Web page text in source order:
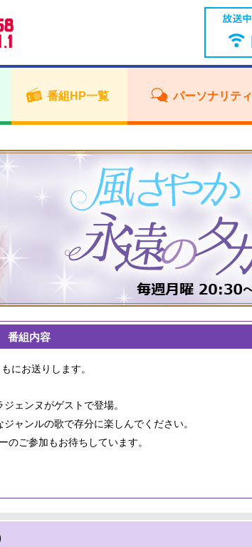
番組HP一覧 パーソナリティ
番組内容
にお送りします。
ェンヌがゲストで登場。
ャンルの歌で存分に楽しんでください。
のご参加もお待ちしています。